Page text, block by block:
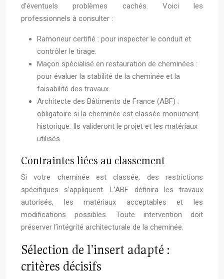
d’éventuels problèmes cachés. Voici les
professionnels à consulter :
Ramoneur certifié : pour inspecter le conduit et
contrôler le tirage.
Maçon spécialisé en restauration de cheminées :
pour évaluer la stabilité de la cheminée et la
faisabilité des travaux.
Architecte des Bâtiments de France (ABF) :
obligatoire si la cheminée est classée monument
historique. Ils valideront le projet et les matériaux
utilisés.
Contraintes liées au classement
Si votre cheminée est classée, des restrictions
spécifiques s’appliquent. L’ABF définira les travaux
autorisés, les matériaux acceptables et les
modifications possibles. Toute intervention doit
préserver l’intégrité architecturale de la cheminée.
Sélection de l’insert adapté :
critères décisifs